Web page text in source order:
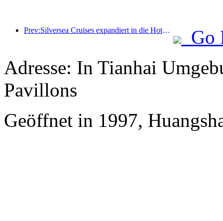
Prev:Silversea Cruises expandiert in die Hotelbranche
Go
Adresse: In Tianhai
Pavillons
Geöffnet in 1997,